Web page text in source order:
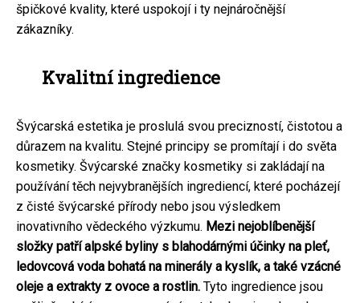
špičkové kvality, které uspokojí i ty nejnáročnější
zákazníky.
Kvalitní ingredience
Švýcarská estetika je proslulá svou precizností, čistotou a
důrazem na kvalitu. Stejné principy se promítají i do světa
kosmetiky. Švýcarské značky kosmetiky si zakládají na
používání těch nejvybranějších ingrediencí, které pocházejí
z čisté švýcarské přírody nebo jsou výsledkem
inovativního vědeckého výzkumu. Mezi nejoblíbenější
složky patří alpské byliny s blahodárnými účinky na pleť,
ledovcová voda bohatá na minerály a kyslík, a také vzácné
oleje a extrakty z ovoce a rostlin. Tyto ingredience jsou